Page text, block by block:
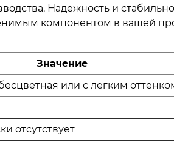
Надежность и
компонентом в вашей
Значение
или с легким
отсутствует